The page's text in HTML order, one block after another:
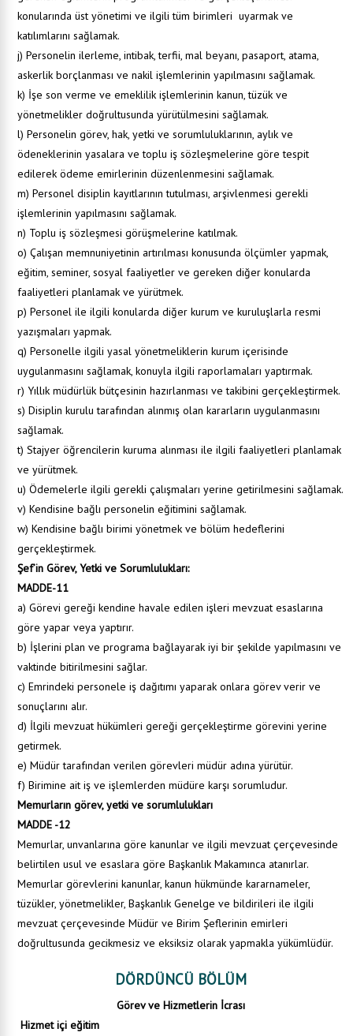
konularında üst yönetimi ve ilgili tüm birimleri uyarmak ve
katılımlarını sağlamak.
j) Personelin ilerleme, intibak, terfii, mal beyanı, pasaport, atama,
askerlik borçlanması ve nakil işlemlerinin yapılmasını sağlamak.
k) İşe son verme ve emeklilik işlemlerinin kanun, tüzük ve
yönetmelikler doğrultusunda yürütülmesini sağlamak.
l) Personelin görev, hak, yetki ve sorumluluklarının, aylık ve
ödeneklerinin yasalara ve toplu iş sözleşmelerine göre tespit
edilerek ödeme emirlerinin düzenlenmesini sağlamak.
m) Personel disiplin kayıtlarının tutulması, arşivlenmesi gerekli
işlemlerinin yapılmasını sağlamak.
n) Toplu iş sözleşmesi görüşmelerine katılmak.
o) Çalışan memnuniyetinin artırılması konusunda ölçümler yapmak,
eğitim, seminer, sosyal faaliyetler ve gereken diğer konularda
faaliyetleri planlamak ve yürütmek.
p) Personel ile ilgili konularda diğer kurum ve kuruluşlarla resmi
yazışmaları yapmak.
q) Personelle ilgili yasal yönetmeliklerin kurum içerisinde
uygulanmasını sağlamak, konuyla ilgili raporlamaları yaptırmak.
r) Yıllık müdürlük bütçesinin hazırlanması ve takibini gerçekleştirmek.
s) Disiplin kurulu tarafından alınmış olan kararların uygulanmasını
sağlamak.
t) Stajyer öğrencilerin kuruma alınması ile ilgili faaliyetleri planlamak
ve yürütmek.
u) Ödemelerle ilgili gerekli çalışmaları yerine getirilmesini sağlamak.
v) Kendisine bağlı personelin eğitimini sağlamak.
w) Kendisine bağlı birimi yönetmek ve bölüm hedeflerini
gerçekleştirmek.
Şef’in Görev, Yetki ve Sorumlulukları:
MADDE-11
a) Görevi gereği kendine havale edilen işleri mevzuat esaslarına
göre yapar veya yaptırır.
b) İşlerini plan ve programa bağlayarak iyi bir şekilde yapılmasını ve
vaktinde bitirilmesini sağlar.
c) Emrindeki personele iş dağıtımı yaparak onlara görev verir ve
sonuçlarını alır.
d) İlgili mevzuat hükümleri gereği gerçekleştirme görevini yerine
getirmek.
e) Müdür tarafından verilen görevleri müdür adına yürütür.
f) Birimine ait iş ve işlemlerden müdüre karşı sorumludur.
Memurların görev, yetki ve sorumlulukları
MADDE -12
Memurlar, unvanlarına göre kanunlar ve ilgili mevzuat çerçevesinde
belirtilen usul ve esaslara göre Başkanlık Makamınca atanırlar.
Memurlar görevlerini kanunlar, kanun hükmünde kararnameler,
tüzükler, yönetmelikler, Başkanlık Genelge ve bildirileri ile ilgili
mevzuat çerçevesinde Müdür ve Birim Şeflerinin emirleri
doğrultusunda gecikmesiz ve eksiksiz olarak yapmakla yükümlüdür.
DÖRDÜNCÜ BÖLÜM
Görev ve Hizmetlerin İcrası
Hizmet içi eğitim